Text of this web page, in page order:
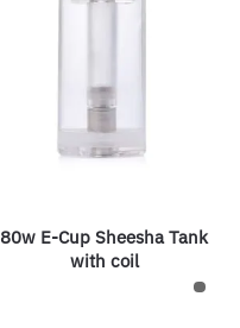
80w E-Cup Sheesha Tank
with coil